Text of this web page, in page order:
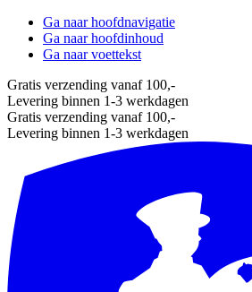
Ga naar hoofdnavigatie
Ga naar hoofdinhoud
Ga naar voettekst
Gratis verzending vanaf 100,-
Levering binnen 1-3 werkdagen
Gratis verzending vanaf 100,-
Levering binnen 1-3 werkdagen